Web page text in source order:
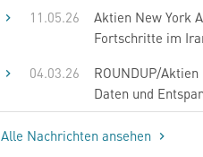
11.05.26
Aktien New York
Fortschritte im
04.03.26
ROUNDUP/
Daten und
Alle Nachrichten ansehen